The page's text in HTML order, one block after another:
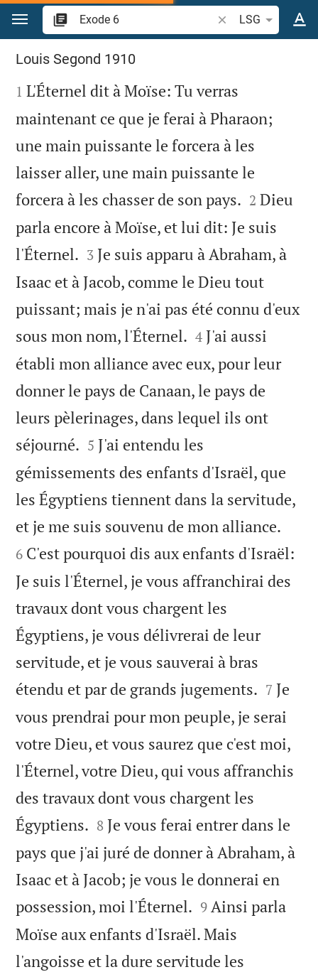
Aller vers contenu
Recherche d'un
LSG
Exode 6
Louis Segond 1910

1 L'Éternel dit à Moïse: Tu verras
maintenant ce que je ferai à Pharaon;
une main puissante le forcera à les
laisser aller, une main puissante le
forcera à les chasser de son pays. 

2 Dieu
parla encore à Moïse, et lui dit: Je suis
l'Éternel. 

3 Je suis apparu à Abraham, à
Isaac et à Jacob, comme le Dieu tout
puissant; mais je n'ai pas été connu d'eux
sous mon nom, l'Éternel. 

4 J'ai aussi
établi mon alliance avec eux, pour leur
donner le pays de Canaan, le pays de
leurs pèlerinages, dans lequel ils ont
séjourné. 

5 J'ai entendu les
gémissements des enfants d'Israël, que
les Égyptiens tiennent dans la servitude,
et je me suis souvenu de mon alliance.
6 C'est pourquoi dis aux enfants d'Israël:
Je suis l'Éternel, je vous affranchirai des
travaux dont vous chargent les
Égyptiens, je vous délivrerai de leur
servitude, et je vous sauverai à bras
étendu et par de grands jugements. 

7 Je
vous prendrai pour mon peuple, je serai
votre Dieu, et vous saurez que c'est moi,
l'Éternel, votre Dieu, qui vous affranchis
des travaux dont vous chargent les
Égyptiens. 

8 Je vous ferai entrer dans le
pays que j'ai juré de donner à Abraham, à
Isaac et à Jacob; je vous le donnerai en
possession, moi l'Éternel. 

9 Ainsi parla
Moïse aux enfants d'Israël. Mais
l'angoisse et la dure servitude les